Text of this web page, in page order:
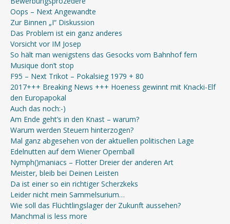
Oops – Next Angewandte
Zur Binnen „I“ Diskussion
Das Problem ist ein ganz anderes
Vorsicht vor IM Josep
So hält man wenigstens das Gesocks vom Bahnhof fern
Musique don’t stop
F95 – Next Trikot – Pokalsieg 1979 + 80
2017+++ Breaking News +++ Hoeness gewinnt mit Knacki-Elf
den Europapokal
Auch das noch:-)
Am Ende geht’s in den Knast – warum?
Warum werden Steuern hinterzogen?
Mal ganz abgesehen von der aktuellen politischen Lage
Edelnutten auf dem Wiener Opernball
Nymph()maniacs – Flotter Dreier der anderen Art
Meister, bleib bei Deinen Leisten
Da ist einer so ein richtiger Scherzkeks
Leider nicht mein Sammelsurium…
Wie soll das Flüchtlingslager der Zukunft aussehen?
Manchmal is less more